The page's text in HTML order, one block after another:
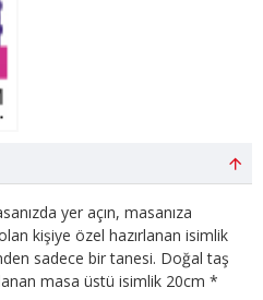
yer açın, masanıza
kişiye özel hazırlanan isimlik
sadece bir tanesi. Doğal taş
masa üstü isimlik 20cm *